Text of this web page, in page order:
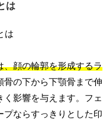
は
、顔の輪郭を形成するラ
骨の下から下顎骨まで伸
く影響を与えます。フェ
プならすっきりとした印